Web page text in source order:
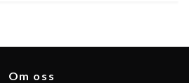
Om oss